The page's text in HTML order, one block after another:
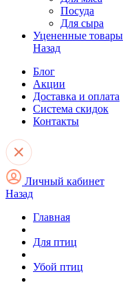
Посуда
Для сыра
Уцененные товары
Назад
Блог
Акции
Доставка и оплата
Система скидок
Контакты
Личный кабинет
Назад
Главная
Для птиц
Убой птиц